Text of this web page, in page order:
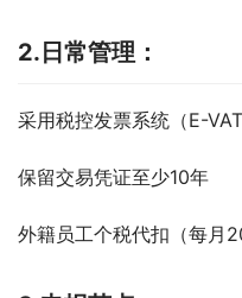
2.日常管理：
采用税控发票系统（E-VAT
保留交易凭证至少10年
外籍员工个税代扣（每月